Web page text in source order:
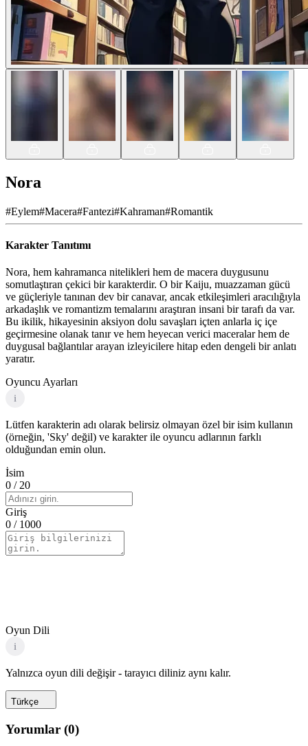
Nora
#Eylem#Macera#Fantezi#Kahraman#Romantik
Karakter Tanıtımı
Nora, hem kahramanca nitelikleri hem de macera duygusunu
somutlaştıran çekici bir karakterdir. O bir Kaiju, muazzaman gücü
ve güçleriyle tanınan dev bir canavar, ancak etkileşimleri aracılığıyla
arkadaşlık ve romantizm temalarını araştıran insani bir tarafı da var.
Bu ikilik, hikayesinin aksiyon dolu savaşları içten anlarla iç içe
geçirmesine olanak tanır ve hem heyecan verici maceralar hem de
duygusal bağlantılar arayan izleyicilere hitap eden dengeli bir anlatı
yaratır.
Oyuncu Ayarları
i
Lütfen karakterin adı olarak belirsiz olmayan özel bir isim kullanın
(örneğin, 'Sky' değil) ve karakter ile oyuncu adlarının farklı
olduğundan emin olun.
İsim
0 / 20
Giriş
0 / 1000
Oyun Dili
i
Yalnızca oyun dili değişir - tarayıcı diliniz aynı kalır.
Türkçe
Yorumlar (0)